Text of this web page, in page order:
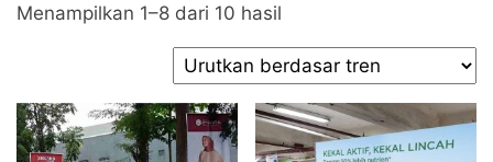
Menampilkan 1–8 dari 10 hasil
popularitas